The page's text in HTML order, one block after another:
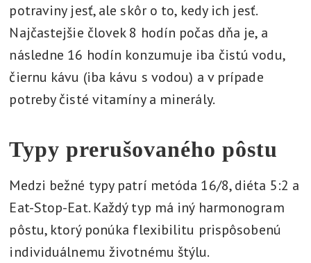
potraviny jesť, ale skôr o to, kedy ich jesť.
Najčastejšie človek 8 hodín počas dňa je, a
následne 16 hodín konzumuje iba čistú vodu,
čiernu kávu (iba kávu s vodou) a v prípade
potreby čisté vitamíny a minerály.
Typy prerušovaného pôstu
Medzi bežné typy patrí metóda 16/8, diéta 5:2 a
Eat-Stop-Eat. Každý typ má iný harmonogram
pôstu, ktorý ponúka flexibilitu prispôsobenú
individuálnemu životnému štýlu.